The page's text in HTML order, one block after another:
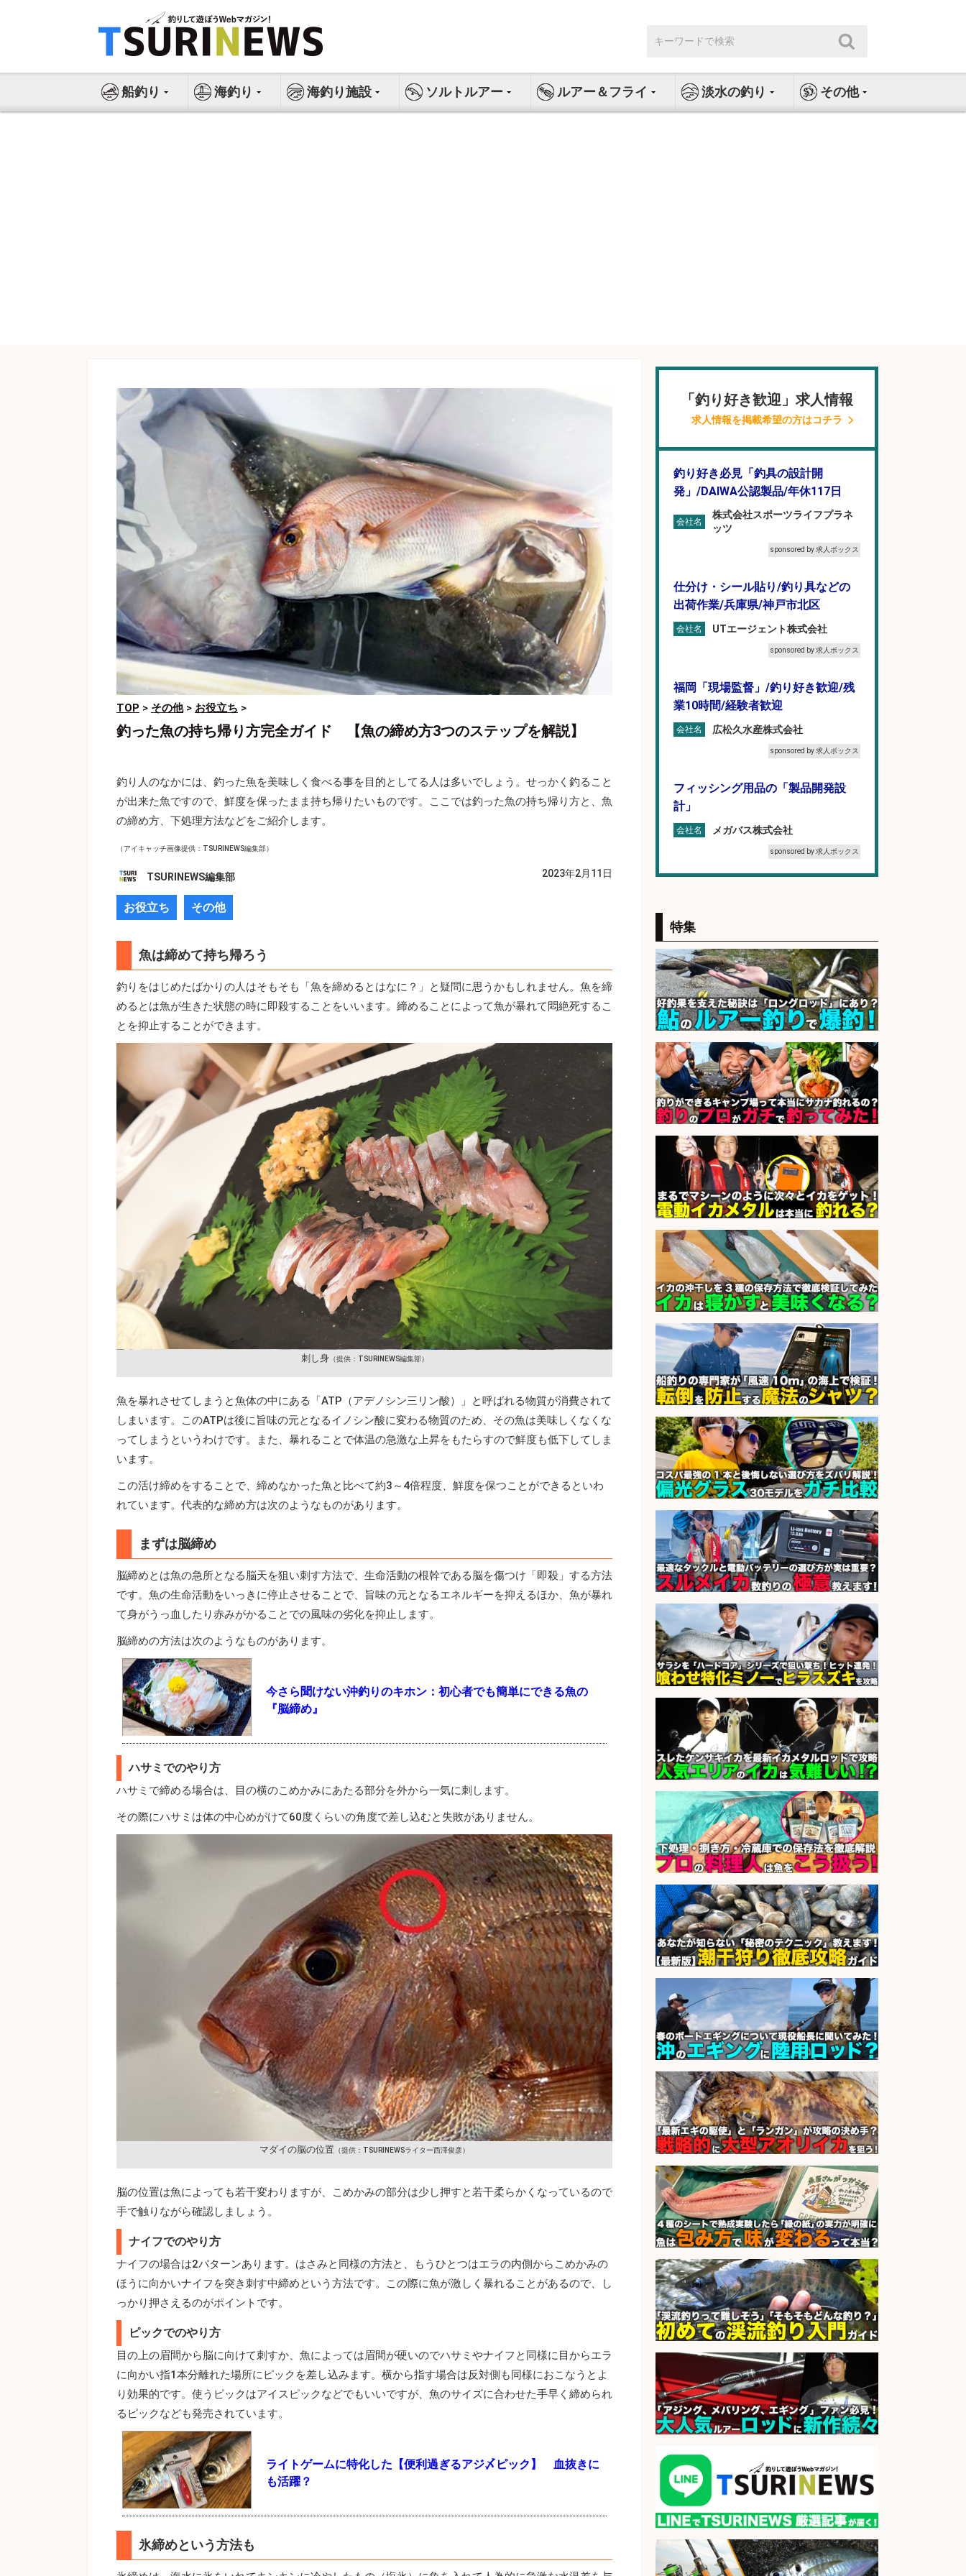
ス
索:
船釣り 海釣り 海釣り施設 ソルトルアー ルアー＆フライ 淡水の釣り その他
TOP > その他> お役立ち >
釣った魚の持ち帰り方完全ガイド 【魚の締め方3つのステップを解説】
釣り人のなかには、釣った魚を美味しく食べる事を目的としてる人は多いでしょう。せっかく釣ること
が出来た魚ですので、鮮度を保ったまま持ち帰りたいものです。ここでは釣った魚の持ち帰り方と、魚
の締め方、下処理方法などをご紹介します。
（アイキャッチ画像提供：TSURINEWS編集部）
TSURINEWS編集部 2023年2月11日
お役立ち その他
魚は締めて持ち帰ろう
釣りをはじめたばかりの人はそもそも「魚を締めるとはなに？」と疑問に思うかもしれません。魚を締
めるとは魚が生きた状態の時に即殺することをいいます。締めることによって魚が暴れて悶絶死するこ
とを抑止することができます。
刺し身（提供：TSURINEWS編集部）
魚を暴れさせてしまうと魚体の中にある「ATP（アデノシン三リン酸）」と呼ばれる物質が消費されて
しまいます。このATPは後に旨味の元となるイノシン酸に変わる物質のため、その魚は美味しくなくな
ってしまうというわけです。また、暴れることで体温の急激な上昇をもたらすので鮮度も低下してしま
います。
この活け締めをすることで、締めなかった魚と比べて約3～4倍程度、鮮度を保つことができるといわ
れています。代表的な締め方は次のようなものがあります。
まずは脳締め
脳締めとは魚の急所となる脳天を狙い刺す方法で、生命活動の根幹である脳を傷つけ「即殺」する方法
です。魚の生命活動をいっきに停止させることで、旨味の元となるエネルギーを抑えるほか、魚が暴れ
て身がうっ血したり赤みがかることでの風味の劣化を抑止します。
脳締めの方法は次のようなものがあります。
今さら聞けない沖釣りのキホン：初心者でも簡単にできる魚の
『脳締め』
ハサミでのやり方
ハサミで締める場合は、目の横のこめかみにあたる部分を外から一気に刺します。
その際にハサミは体の中心めがけて60度くらいの角度で差し込むと失敗がありません。
マダイの脳の位置 （提供：TSURINEWSライター西澤俊彦）
脳の位置は魚によっても若干変わりますが、こめかみの部分は少し押すと若干柔らかくなっているので
手で触りながら確認しましょう。
ナイフでのやり方
ナイフの場合は2パターンあります。はさみと同様の方法と、もうひとつはエラの内側からこめかみの
ほうに向かいナイフを突き刺す中締めという方法です。この際に魚が激しく暴れることがあるので、し
っかり押さえるのがポイントです。
ピックでのやり方
目の上の眉間から脳に向けて刺すか、魚によっては眉間が硬いのでハサミやナイフと同様に目からエラ
に向かい指1本分離れた場所にピックを差し込みます。横から指す場合は反対側も同様におこなうとよ
り効果的です。使うピックはアイスピックなどでもいいですが、魚のサイズに合わせた手早く締められ
るピックなども発売されています。
ライトゲームに特化した【便利過ぎるアジ〆ピック】 血抜きに
も活躍？
氷締めという方法も
「釣り好き歓迎」求人情報
求人情報を掲載希望の方はコチラ
釣り好き必見「釣具の設計開
発」/DAIWA公認製品/年休117日
会社名
株式会社スポーツライフプラネ
ッツ
sponsored by 求人ボックス
仕分け・シール貼り/釣り具などの
出荷作業/兵庫県/神戸市北区
会社名 UTエージェント株式会社
sponsored by 求人ボックス
福岡「現場監督」/釣り好き歓迎/残
業10時間/経験者歓迎
会社名 広松久水産株式会社
sponsored by 求人ボックス
フィッシング用品の「製品開発設
計」
会社名 メガバス株式会社
sponsored by 求人ボックス
の価値を上げ、地域を元気に!店長候
補募集
会社名 酒場あらかぶ 酒場あらかぶ
sponsored by 求人ボックス
日払いOKで即日収入/軽作業・物流
その他/「9月末までの短期」釣り具
のピッキング作業など/残業少なめ/
日勤&土日休み/未経験OK!
会社名
UTエージェント株式会社 関西第
二CU
sponsored by 求人ボックス
レジ打ち/日払いOK/おさかなの三枚
おろし/新潟県/小千谷市
会社名 株式会社G&G
sponsored by 求人ボックス
精肉・青果・鮮魚販売/志布志市で
お魚のカットや商品の陳列業務/時
間選べる×未経験歓迎×残業少なめ/
鹿児島県/志布志市
会社名 株式会社ホットスタッフ鹿児島
sponsored by 求人ボックス
トや商品の陳列スタッフ 志布志市/
未経験歓迎×残業少なめ×車通勤OK/
鹿児島県/志布志市
会社名 株式会社ホットスタッフ鹿児島
sponsored by 求人ボックス
日払いOKで即日収入/ライン作業員/
「堺市堺区」 未経験歓迎/入社祝金
10万円/堺市堺区の工場で自転車部
品や釣り具の組立/日払いOK&土日
祝休みで年間休日126日
会社名
パーソルファクトリーパートナ
ーズ株式会社
sponsored by 求人ボックス
さらに求人情報を見る
特集